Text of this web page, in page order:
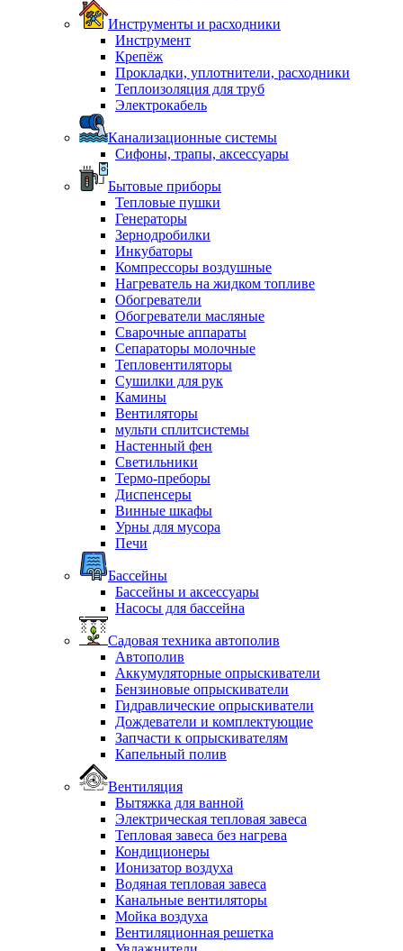
Инструменты и расходники
Инструмент
Крепёж
Прокладки, уплотнители, расходники
Теплоизоляция для труб
Электрокабель
Канализационные системы
Сифоны, трапы, аксессуары
Бытовые приборы
Тепловые пушки
Генераторы
Зернодробилки
Инкубаторы
Компрессоры воздушные
Нагреватель на жидком топливе
Обогреватели
Обогреватели масляные
Сварочные аппараты
Сепараторы молочные
Тепловентиляторы
Сушилки для рук
Камины
Вентиляторы
мульти сплитсистемы
Настенный фен
Светильники
Термо-преборы
Диспенсеры
Винные шкафы
Урны для мусора
Печи
Бассейны
Бассейны и аксессуары
Насосы для бассейна
Садовая техника автополив
Автополив
Аккумуляторные опрыскиватели
Бензиновые опрыскиватели
Гидравлические опрыскиватели
Дождеватели и комплектующие
Запчасти к опрыскивателям
Капельный полив
Вентиляция
Вытяжка для ванной
Электрическая тепловая завеса
Тепловая завеса без нагрева
Кондиционеры
Ионизатор воздуха
Водяная тепловая завеса
Канальные вентиляторы
Мойка воздуха
Вентиляционная решетка